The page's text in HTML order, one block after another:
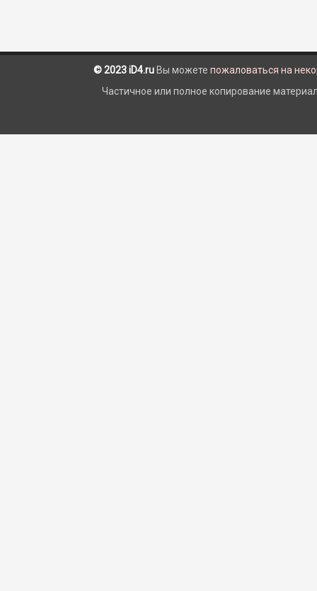
© 2023 iD4.ru Вы можете пожаловаться на
Частичное или полное копирование